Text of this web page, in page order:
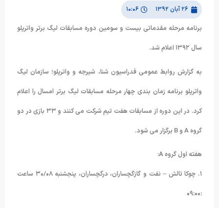
۲۶ آبان ۱۳۹۲ ۱۰:۰۶
برنامه مرحله مقدماتی بیست و سومین دوره مسابقات لیگ برتر واترپلو
سال ۱۳۹۲ اعلام شد.
به گزارش روابط عمومی فدراسیون شنا، شیرجه و واترپلو؛ سازمان لیگ
واترپلو برنامه زمان بندی چهار مرحله مسابقات لیگ برتر امسال را اعلام
کرد. در این دوره از مسابقات هفت تیم شرکت می کنند و ۳۳ بازی در دو
گروه A و B برگزار می شود.
هفته اول گروه A:
۱. چوکا تالش – نفت و گازگچساران، درگچساران، پنجشنبه ۳۰/۰۸ ساعت